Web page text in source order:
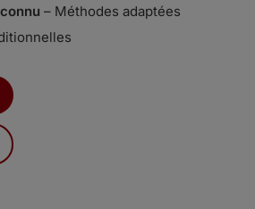
– Méthodes adaptées